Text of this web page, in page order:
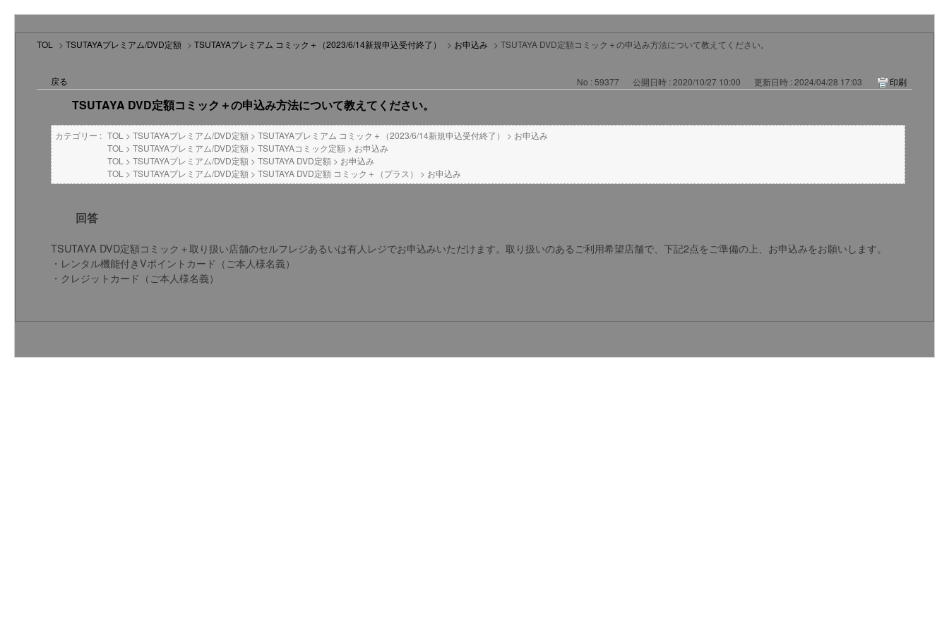
TOL > TSUTAYAプレミアム/DVD定額 > TSUTAYAプレミアム コミック＋（2023/6/14新規申込受付終了） > お申込み > TSUTAYA DVD定額コミック＋の申込み方法について教えてください。
戻る No : 59377 公開日時 : 2020/10/27 10:00 更新日時 : 2024/04/28 17:03 印刷
TSUTAYA DVD定額コミック＋の申込み方法について教えてください。
カテゴリー : TOL > TSUTAYAプレミアム/DVD定額 > TSUTAYAプレミアム コミック＋（2023/6/14新規申込受付終了） > お申込み
TOL > TSUTAYAプレミアム/DVD定額 > TSUTAYAコミック定額 > お申込み
TOL > TSUTAYAプレミアム/DVD定額 > TSUTAYA DVD定額 > お申込み
TOL > TSUTAYAプレミアム/DVD定額 > TSUTAYA DVD定額 コミック＋（プラス） > お申込み
回答
TSUTAYA DVD定額コミック＋取り扱い店舗のセルフレジあるいは有人レジでお申込みいただけます。取り扱いのあるご利用希望店舗で、下記2点をご準備の上、お申込みをお願いします。
・レンタル機能付きVポイントカード（ご本人様名義）
・クレジットカード（ご本人様名義）